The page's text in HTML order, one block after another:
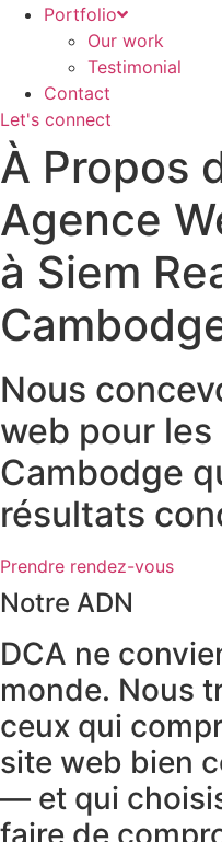
Portfolio
Our work
Testimonial
Contact
Let's connect
À Propos
Agence
à Siem
Nous
web pour
Cambodge
résultats
Prendre rendez-vous
Notre ADN
DCA ne
monde. Nous
ceux qui
site web bien
— et qui
faire de